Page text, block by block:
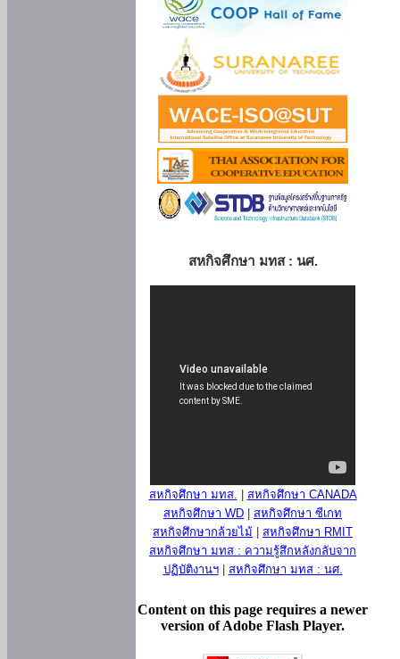
สหกิจศึกษา มทส : นศ.
สหกิจศึกษา มทส.
สหกิจศึกษา CANADA
สหกิจศึกษา WD
สหกิจศึกษา ซีเกท
สหกิจศึกษากล้วยไม้
สหกิจศึกษา RMIT
สหกิจศึกษา มทส : ความรู้สึกหลังกลับจาก
ปฏิบัติงานฯ| สหกิจศึกษา มทส : นศ.
Content on this page requires a newer
version of Adobe Flash Player.